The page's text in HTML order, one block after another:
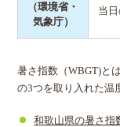
（環境省・
気象庁）
当
暑さ指数（WBGT)と
の3つを取り入れた温
和歌山県の暑さ指